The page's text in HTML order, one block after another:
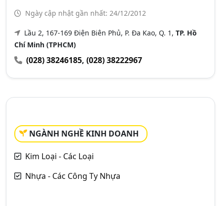
Ngày cập nhật gần nhất: 24/12/2012
Lầu 2, 167-169 Điện Biên Phủ, P. Đa Kao, Q. 1, TP. Hồ
Chí Minh (TPHCM)
(028) 38246185, (028) 38222967
NGÀNH NGHỀ KINH DOANH
Kim Loại - Các Loại
Nhựa - Các Công Ty Nhựa